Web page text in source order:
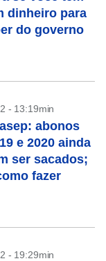
dinheiro para
do governo
- 13:19min
abonos
e 2020 ainda
ser sacados;
fazer
- 19:29min